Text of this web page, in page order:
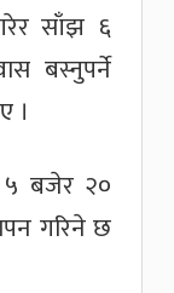
साँझ ६
बस्नुपर्ने
।
५ बजेर २०
गरिने छ